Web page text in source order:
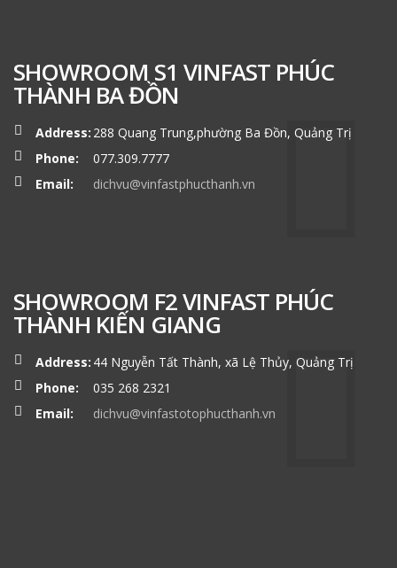
SHOWROOM S1 VINFAST PHÚC
THÀNH BA ĐỒN
Address: 288 Quang Trung,phường Ba Đồn, Quảng Trị
Phone:
077.309.7777
Email:
dichvu@vinfastphucthanh.vn
SHOWROOM F2 VINFAST PHÚC
THÀNH KIẾN GIANG
Address: 44 Nguyễn Tất Thành, xã Lệ Thủy, Quảng Trị
Phone:
035 268 2321
Email:
dichvu@vinfastotophucthanh.vn